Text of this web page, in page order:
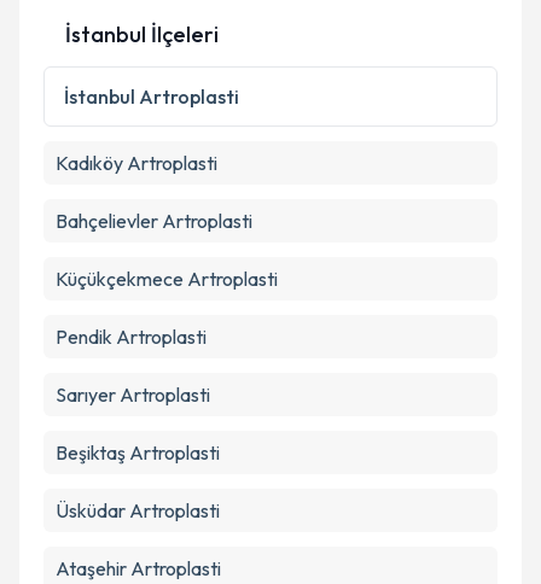
Kişisel verilerimin işlenmesine ilişkin
Metni 'ni okudum ve kişisel verilerimin belirtilen
Takvim Talebini Gönder
İstanbul İlçeleri
İstanbul Artroplasti
Kadıköy Artroplasti
Bahçelievler Artroplasti
Küçükçekmece Artroplasti
Pendik Artroplasti
Sarıyer Artroplasti
Beşiktaş Artroplasti
Üsküdar Artroplasti
Ataşehir Artroplasti